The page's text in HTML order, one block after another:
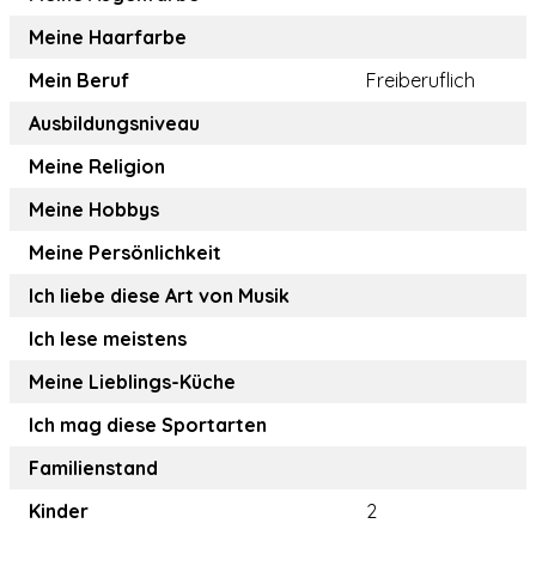
Meine Haarfarbe
Mein Beruf
Freiberuflich
Ausbildungsniveau
Meine Religion
Meine Hobbys
Meine Persönlichkeit
Ich liebe diese Art von Musik
Ich lese meistens
Meine Lieblings-Küche
Ich mag diese Sportarten
Familienstand
Kinder
2